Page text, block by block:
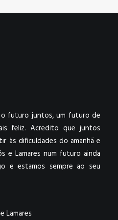
o futuro juntos, um futuro de
feliz. Acredito que juntos
às dificuldades do amanhã e
e Lamares num futuro ainda
e estamos sempre ao seu
Lamares